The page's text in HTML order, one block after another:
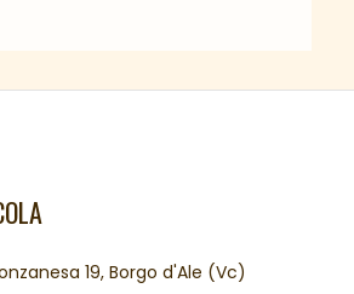
19, Borgo d'Ale (Vc)